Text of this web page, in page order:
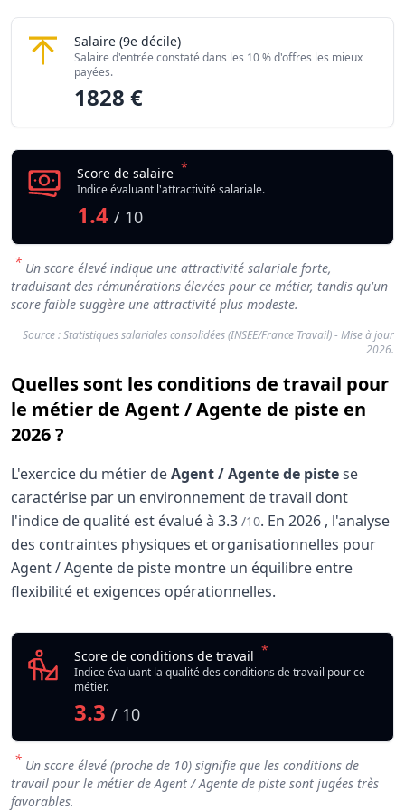
Salaire Agent / Agente de piste
(9e décile)
Salaire d'entrée constaté dans les 10 % d'offres les mieux
payées.
1828 €
Score de salaire *
Indice évaluant l'attractivité salariale.
1.4 / 10
* Un score élevé indique une attractivité salariale forte,
traduisant des rémunérations élevées pour ce métier, tandis qu'un
score faible suggère une attractivité plus modeste.
Source : Statistiques salariales consolidées (INSEE/France Travail) - Mise à jour
2026.
Quelles sont les conditions de travail pour
le métier de Agent / Agente de piste en
2026 ?
L'exercice du métier deAgent / Agente de pistese
caractérise par un environnement de travail dont
l'indice de qualité est évalué à 3.3 /10. En 2026 , l'analyse
des contraintes physiques et organisationnelles pour
Agent / Agente de piste montre un équilibre entre
flexibilité et exigences opérationnelles.
Analyse des conditions de travail : Agent /
Indicateur
Qualité globale de l'environnement Agent / Agente de
Score de conditions de travail *
Indice évaluant la qualité des conditions de travail pour ce
métier.
3.3 / 10
* Un score élevé (proche de 10) signifie que les conditions de
travail pour le métier de Agent / Agente de piste sont jugées très
favorables.